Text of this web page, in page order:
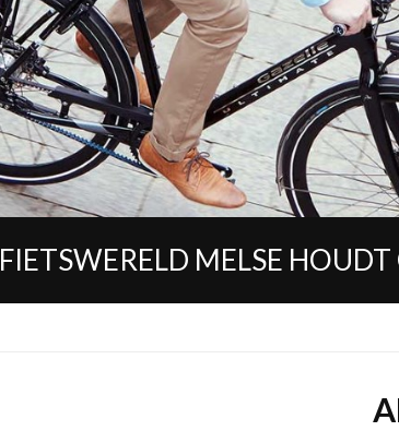
FIETSWERELD MELSE